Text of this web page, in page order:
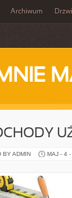
Archiwum Drzwi
BY ADMIN MAJ - 4